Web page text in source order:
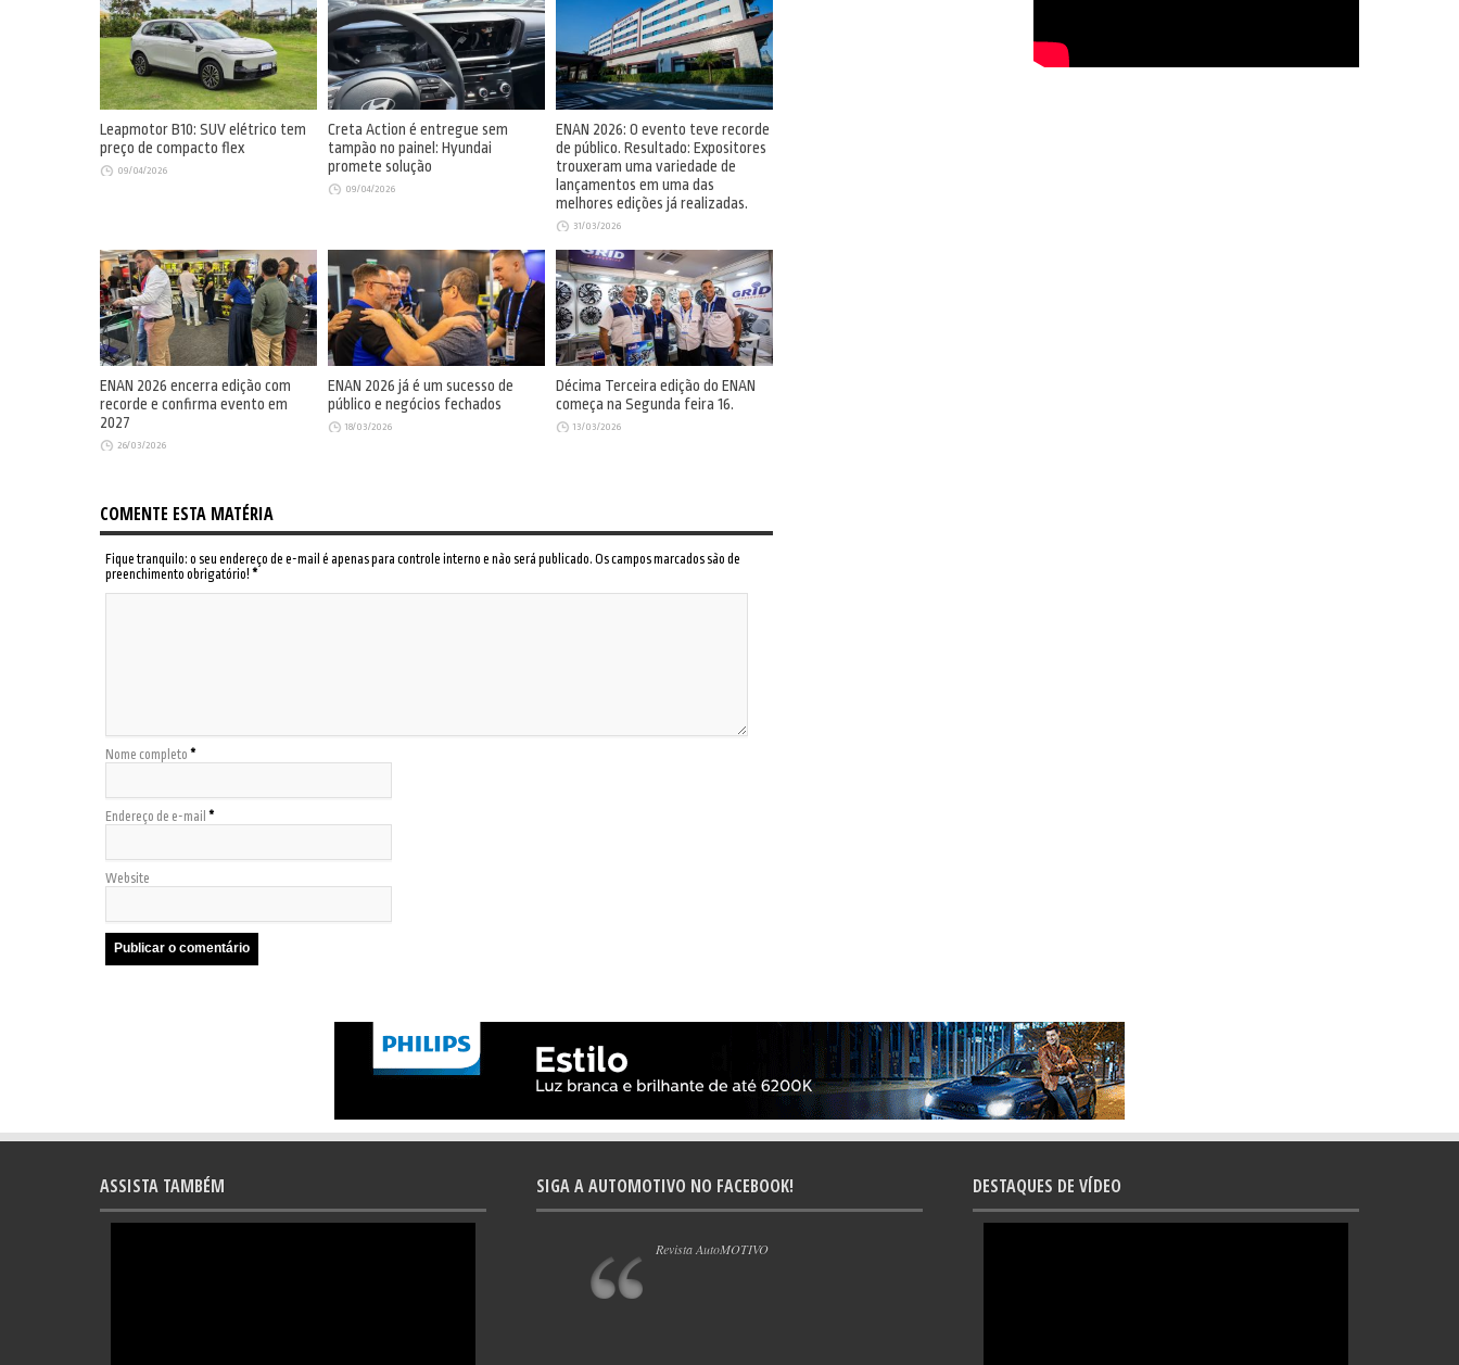
Leapmotor B10: SUV elétrico tem
preço de compacto flex
09/04/2026
Creta Action é entregue sem
tampão no painel: Hyundai
promete solução
09/04/2026
ENAN 2026: O evento teve recorde
de público. Resultado: Expositores
trouxeram uma variedade de
lançamentos em uma das
melhores edições já realizadas.
31/03/2026
ENAN 2026 encerra edição com
recorde e confirma evento em
2027
26/03/2026
ENAN 2026 já é um sucesso de
público e negócios fechados
18/03/2026
Décima Terceira edição do ENAN
começa na Segunda feira 16.
13/03/2026
COMENTE ESTA MATÉRIA
Fique tranquilo: o seu endereço de e-mail é apenas para controle interno e não será publicado. Os campos marcados são de
preenchimento obrigatório! *
Nome completo *
Endereço de e-mail *
Website
ASSISTA TAMBÉM SIGA A AUTOMOTIVO NO FACEBOOK!
Revista AutoMOTIVO
DESTAQUES DE VÍDEO